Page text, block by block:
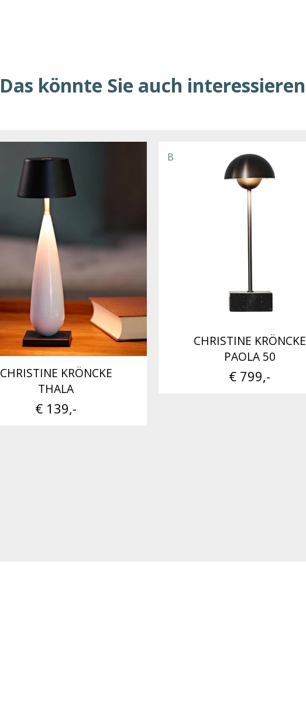
Das könnte Sie auch interessieren
CHRISTINE KRÖNCKE
THALA
€ 139,-
B
CHRISTINE KRÖNCKE
PAOLA 50
€ 799,-